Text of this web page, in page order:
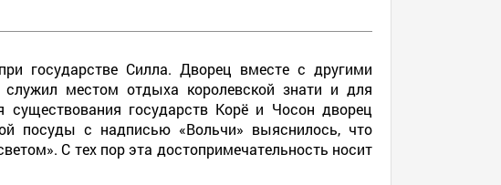
государстве Силла. Дворец вместе с другими
местом отдыха королевской знати и для
государств Корё и Чосон дворец
посуды с надписью «Вольчи» выяснилось, что
С тех пор эта достопримечательность носит